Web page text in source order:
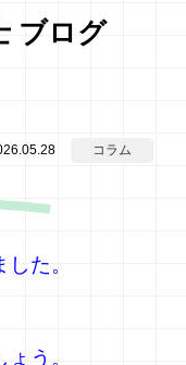
ブログ
コラム
た。
う。